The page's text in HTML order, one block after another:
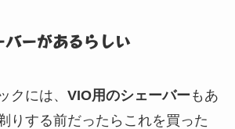
ーがあるらしい
クには、 VIO用のシェーバー もあ
りする前だったらこれを買った